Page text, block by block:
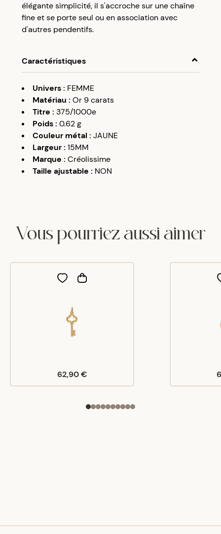
prochaine commande à partir de 50€ d’achats.
élégante simplicité, il s'accroche sur une chaîne
fine et se porte seul ou en association avec
d'autres pendentifs.
Caractéristiques
Univers: FEMME
Matériau : Or 9 carats
Titre : 375/1000e
Poids: 0.62g
Couleur métal: JAUNE
Largeur: 15MM
Marque : Créolissime
Taille ajustable : NON
Vous pourriez aussi aimer
62,90 €